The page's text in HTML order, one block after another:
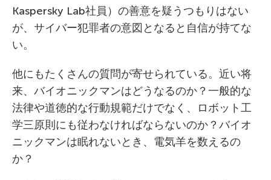
Kaspersky Lab社員）の善意を疑うつもりはない
が、サイバー犯罪者の意図となると自信が持てな
い。
他にもたくさんの質問が寄せられている。近い将
来、バイオニックマンはどうなるのか？一般的な
法律や道徳的な行動規範だけでなく、ロボット工
学三原則にも従わなければならないのか？バイオ
ニックマンは眠れないとき、電気羊を数えるの
か？